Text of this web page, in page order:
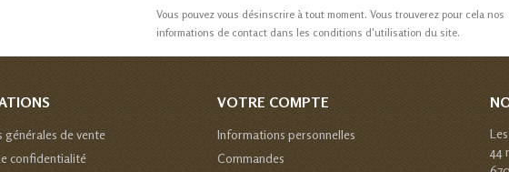
Vous pouvez vous désinscrire à tout moment. Vous trouverez pour cela nos
informations de contact dans les conditions d'utilisation du site.
générales de vente
confidentialité
VOTRE COMPTE
Informations personnelles
Commandes
44